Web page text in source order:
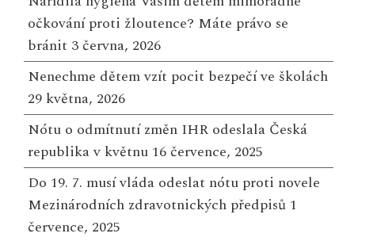
očkování proti žloutence? Máte právo se
bránit 3 června, 2026
Nenechme dětem vzít pocit bezpečí ve školách
29 května, 2026
Nótu o odmítnutí změn IHR odeslala Česká
republika v květnu 16 července, 2025
Do 19. 7. musí vláda odeslat nótu proti novele
Mezinárodních zdravotnických předpisů 1
července, 2025